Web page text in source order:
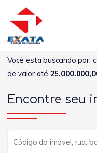
Você esta buscando por:
de valor até
Encontre seu